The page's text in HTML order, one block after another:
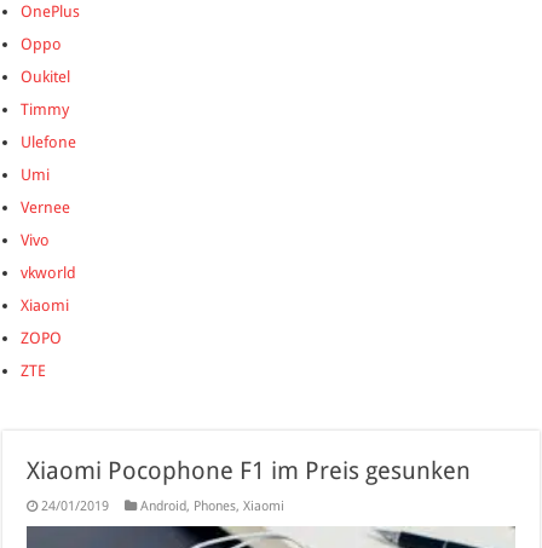
OnePlus
Oppo
Oukitel
Timmy
Ulefone
Umi
Vernee
Vivo
vkworld
Xiaomi
ZOPO
ZTE
Xiaomi Pocophone F1 im Preis gesunken
24/01/2019 Android, Phones,Xiaomi